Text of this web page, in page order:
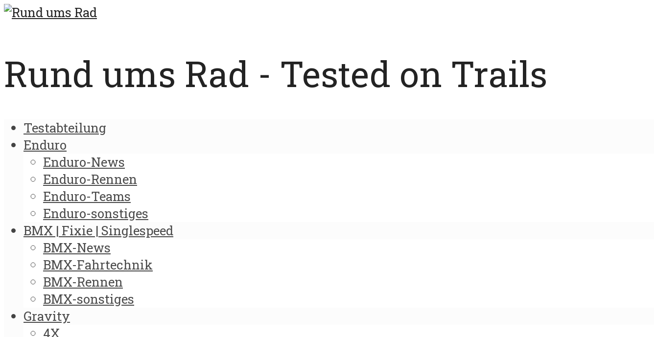
Rund ums Rad - Tested on Trails
Testabteilung
Enduro
Enduro-News
Enduro-Rennen
Enduro-Teams
Enduro-sonstiges
BMX | Fixie | Singlespeed
BMX-News
BMX-Fahrtechnik
BMX-Rennen
BMX-sonstiges
Gravity
4X